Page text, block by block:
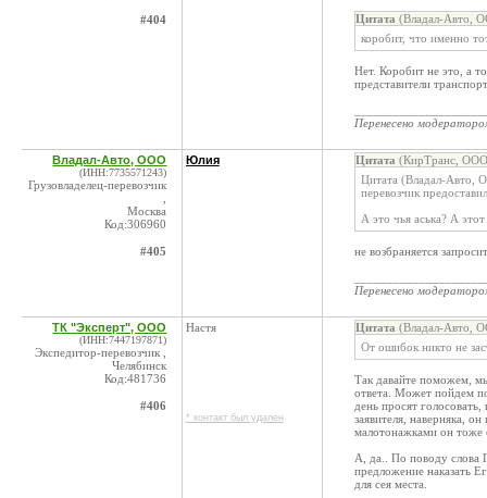
#404
Цитата (Владал-Авто,
коробит, что именно
Нет. Коробит не это, а
представители
Перенесено
Владал-Авто, ООО
(ИНН:7735571243)
Грузовладелец-перевозчик
Москва
Код:306960
#405
Юлия Цитата (КирТранс,
Цитата (Владал-Авто,
перевозчик
А это чья аська? А
не возбраняется
Перенесено
ТК "Эксперт", ООО
(ИНН:7447197871)
Экспедитор-перевозчик ,
Челябинск
Код:481736
#406
Настя
* контакт был удален
Цитата (Владал-Авто,
От ошибок никто не
Так давайте поможем,
ответа. Может пойдем
день просят
заявителя, наверняка,
малотонажками он тоже
А, да.. По поводу слова
предложение наказать
для сея места.